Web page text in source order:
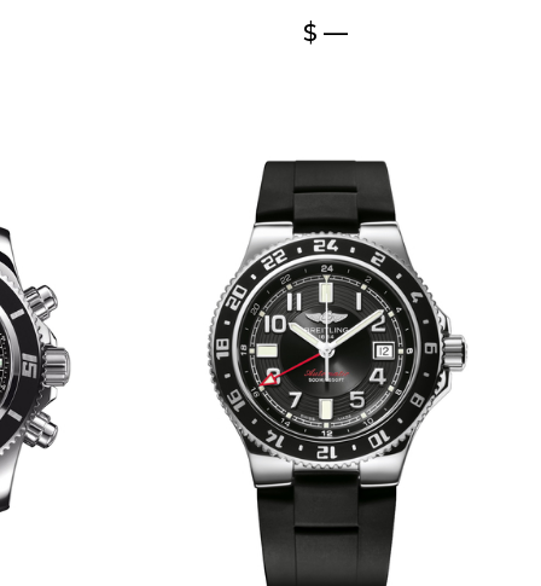
$ —